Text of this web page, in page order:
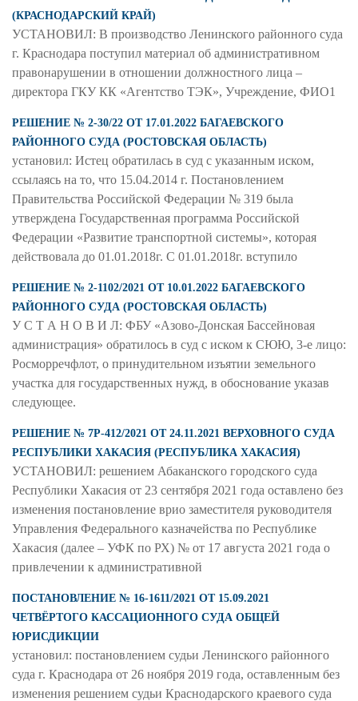
(КРАСНОДАРСКИЙ КРАЙ)
УСТАНОВИЛ: В производство Ленинского районного суда
г. Краснодара поступил материал об административном
правонарушении в отношении должностного лица –
директора ГКУ КК «Агентство ТЭК», Учреждение, ФИО1
РЕШЕНИЕ № 2-30/22 ОТ 17.01.2022 БАГАЕВСКОГО
РАЙОННОГО СУДА (РОСТОВСКАЯ ОБЛАСТЬ)
установил: Истец обратилась в суд с указанным иском,
ссылаясь на то, что 15.04.2014 г. Постановлением
Правительства Российской Федерации № 319 была
утверждена Государственная программа Российской
Федерации «Развитие транспортной системы», которая
действовала до 01.01.2018г. С 01.01.2018г. вступило
РЕШЕНИЕ № 2-1102/2021 ОТ 10.01.2022 БАГАЕВСКОГО
РАЙОННОГО СУДА (РОСТОВСКАЯ ОБЛАСТЬ)
У С Т А Н О В И Л: ФБУ «Азово-Донская Бассейновая
администрация» обратилось в суд с иском к СЮЮ, 3-е лицо:
Росморречфлот, о принудительном изъятии земельного
участка для государственных нужд, в обоснование указав
следующее.
РЕШЕНИЕ № 7Р-412/2021 ОТ 24.11.2021 ВЕРХОВНОГО СУДА
РЕСПУБЛИКИ ХАКАСИЯ (РЕСПУБЛИКА ХАКАСИЯ)
УСТАНОВИЛ: решением Абаканского городского суда
Республики Хакасия от 23 сентября 2021 года оставлено без
изменения постановление врио заместителя руководителя
Управления Федерального казначейства по Республике
Хакасия (далее – УФК по РХ) № от 17 августа 2021 года о
привлечении к административной
ПОСТАНОВЛЕНИЕ № 16-1611/2021 ОТ 15.09.2021
ЧЕТВЁРТОГО КАССАЦИОННОГО СУДА ОБЩЕЙ
ЮРИСДИКЦИИ
установил: постановлением судьи Ленинского районного
суда г. Краснодара от 26 ноября 2019 года, оставленным без
изменения решением судьи Краснодарского краевого суда